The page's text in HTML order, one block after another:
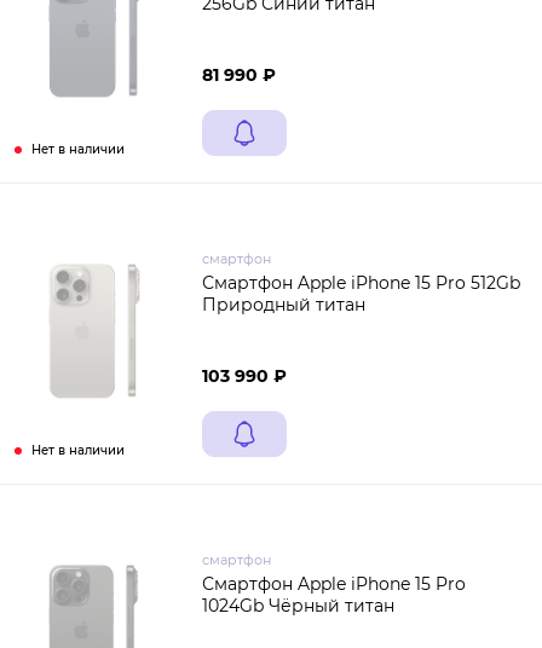
Нет в наличии
81 990 ₽
Нет в наличии
смартфон
Смартфон Apple iPhone 15 Pro 512Gb
Природный титан
103 990 ₽
смартфон
Смартфон Apple iPhone 15 Pro
1024Gb Чёрный титан